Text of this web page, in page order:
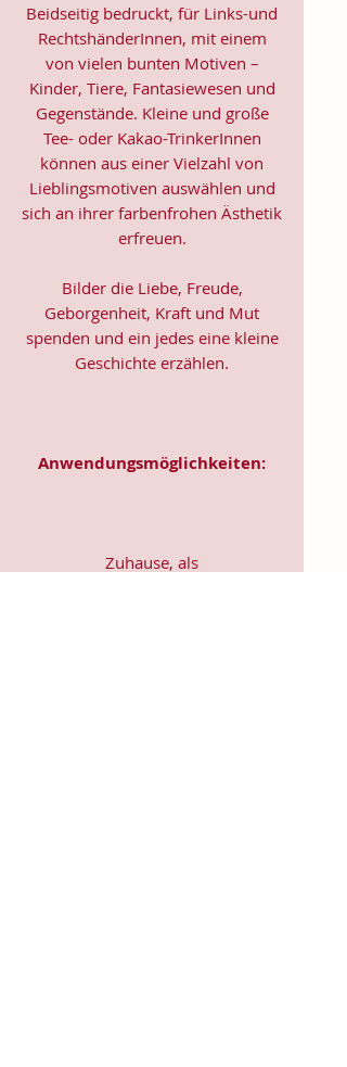
Beidseitig bedruckt, für Links-und
RechtshänderInnen, mit einem
von vielen bunten Motiven –
Kinder, Tiere, Fantasiewesen und
Gegenstände. Kleine und große
Tee- oder Kakao-TrinkerInnen
können aus einer Vielzahl von
Lieblingsmotiven auswählen und
sich an ihrer farbenfrohen Ästhetik
erfreuen.
Bilder die Liebe, Freude,
Geborgenheit, Kraft und Mut
spenden und ein jedes eine kleine
Geschichte erzählen.
Anwendungsmöglichkeiten:
Zuhause, als